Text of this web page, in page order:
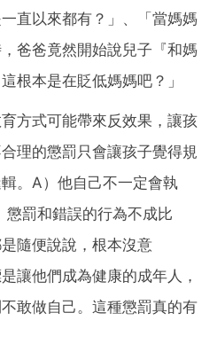
直以來都有？」、「當媽媽
爸爸竟然開始說兒子『和媽
根本是在貶低媽媽吧？」
方式可能帶來反效果，讓孩
理的懲罰只會讓孩子覺得規
。A）他自己不一定會執
懲罰和錯誤的行為不成比
隨便說說，根本沒意
讓他們成為健康的成年人，
敢做自己。這種懲罰真的有